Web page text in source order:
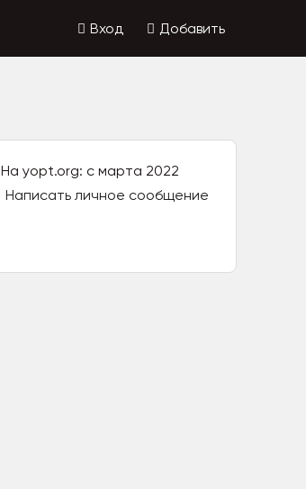
Вход Добавить
На yopt.org: с марта 2022
Написать личное сообщение